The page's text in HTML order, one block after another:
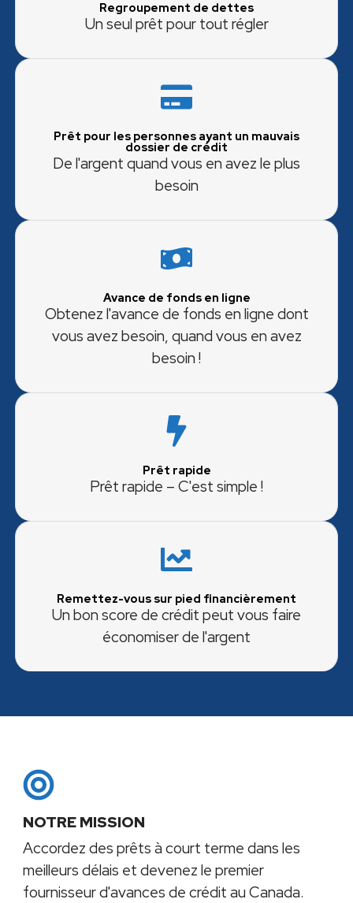
Regroupement de dettes
Un seul prêt pour tout régler
Prêt pour les personnes ayant un mauvais
dossier de crédit
De l'argent quand vous en avez le plus
besoin
Avance de fonds en ligne
Obtenez l'avance de fonds en ligne dont
vous avez besoin, quand vous en avez
besoin !
Prêt rapide
Prêt rapide – C'est simple !
Remettez-vous sur pied financièrement
Un bon score de crédit peut vous faire
économiser de l'argent
NOTRE MISSION
Accordez des prêts à court terme dans les
meilleurs délais et devenez le premier
fournisseur d'avances de crédit au Canada.